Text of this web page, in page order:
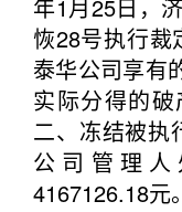
年1月25日，
恢28号执行裁
泰华公司享有
实际分得的破
二、冻结被执
公司管理
4167126.18元